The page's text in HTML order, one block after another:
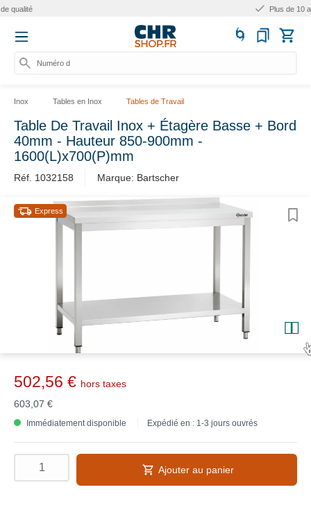
Numéro d'a
Inox Tables en Inox Tables de Travail
Table De Travail Inox + Étagère Basse + Bord
40mm - Hauteur 850-900mm -
1600(L)x700(P)mm
Réf. 1032158 Marque: Bartscher
Express
502,56 € hors taxes
603,07 €
Immédiatement disponible Expédié en : 1-3 jours ouvrés
Ajouter au panier